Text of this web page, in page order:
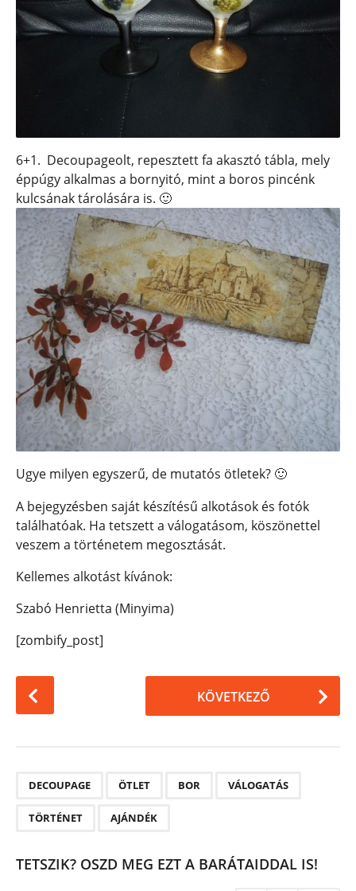
6+1. Decoupageolt, repesztett fa akasztó tábla, mely
éppúgy alkalmas a bornyitó, mint a boros pincénk
kulcsának tárolására is. 🙂
Ugye milyen egyszerű, de mutatós ötletek? 🙂
A bejegyzésben saját készítésű alkotások és fotók
találhatóak. Ha tetszett a válogatásom, köszönettel
veszem a történetem megosztását.
Kellemes alkotást kívánok:
Szabó Henrietta (Minyima)
[zombify_post]
P
o
a
KÖVETKEZŐ
DECOUPAGE ÖTLET BOR VÁLOGATÁS
TÖRTÉNET AJÁNDÉK
TETSZIK? OSZD MEG EZT A BARÁTAIDDAL IS!